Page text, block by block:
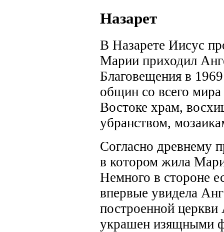
Назарет
В Назарете Иисус
Марии приходил
Благовещения в
общин со всего
Востоке храм,
убранством,
Согласно древнему
в котором жила
Немного в стороне
впервые увидела
построенной церкви
украшен изящными